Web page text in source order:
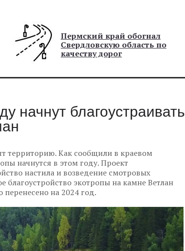
Пермский край обогнал
Свердловскую область по
качеству дорог
начнут благоустраивать
территорию. Как сообщили в краевом
начнутся в этом году. Проект
настила и возведение смотровых
благоустройство экотропы на камне Ветлан
перенесено на 2024 год.